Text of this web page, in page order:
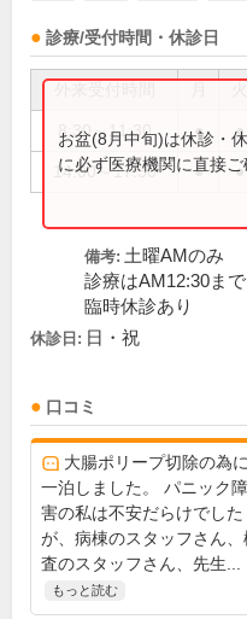
診療/受付時間・休診日
8:30～11:30 ● ●
14:00～17:30 ● ●
お盆(8月中旬)は休診・
に必ず医療機関に直接ご
備考: 土曜AMのみ
診療はAM12:30ま
臨時休診あり
休診日: 日・祝
口コミ
大腸ポリープ切除の為に
一泊しました。 パニック障
害の私は不安だらけでした
が、病棟のスタッフさん、
査のスタッフさん、先生...
もっと読む